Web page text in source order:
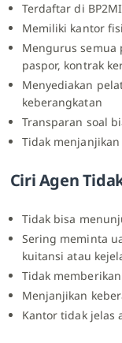
Terdaftar di
Memiliki kantor
Mengurus semua
paspor, kontrak
Menyediakan
keberangkatan
Transparan soal
Tidak
Ciri Agen
Tidak bisa
Sering meminta
kuitansi atau
Tidak
Menjanjikan
Kantor tidak jelas